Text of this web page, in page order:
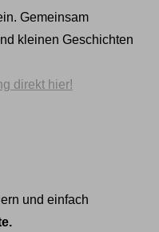
Gemeinsam
kleinen Geschichten
direkt hier!
und einfach